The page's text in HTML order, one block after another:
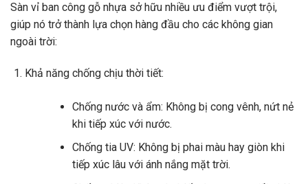
Sàn vỉ ban công gỗ nhựa sở hữu nhiều ưu điểm vượt trội,
giúp nó trở thành lựa chọn hàng đầu cho các không gian
ngoài trời:
Khả năng chống chịu thời tiết:
Chống nước và ẩm: Không bị cong vênh, nứt nẻ
khi tiếp xúc với nước.
Chống tia UV: Không bị phai màu hay giòn khi
tiếp xúc lâu với ánh nắng mặt trời.